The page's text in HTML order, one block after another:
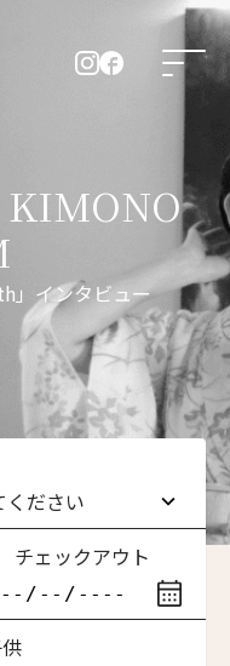
」インタビュー
ください
ください
イマン
チェックアウト